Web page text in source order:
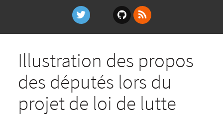
Illustration des propos
des députés lors du
projet de loi de lutte